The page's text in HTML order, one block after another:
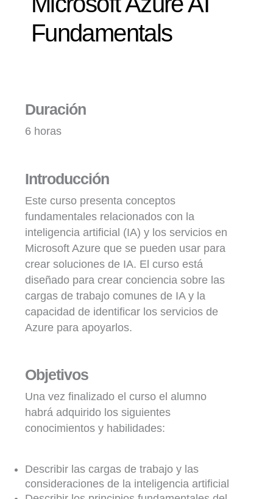
Fundamentals
Duración
6 horas
Introducción
Este curso presenta conceptos
fundamentales relacionados con la
inteligencia artificial (IA) y los servicios en
Microsoft Azure que se pueden usar para
crear soluciones de IA. El curso está
diseñado para crear conciencia sobre las
cargas de trabajo comunes de IA y la
capacidad de identificar los servicios de
Azure para apoyarlos.
Objetivos
Una vez finalizado el curso el alumno
habrá adquirido los siguientes
conocimientos y habilidades:
Describir las cargas de trabajo y las
consideraciones de la inteligencia artificial